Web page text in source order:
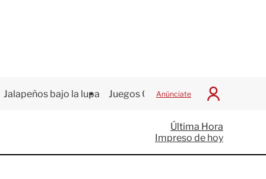
Jalapeños bajo la lupa Juegos Centroamericanos
Anúnciate
I
c
i
a
Última Hora
Impreso de hoy